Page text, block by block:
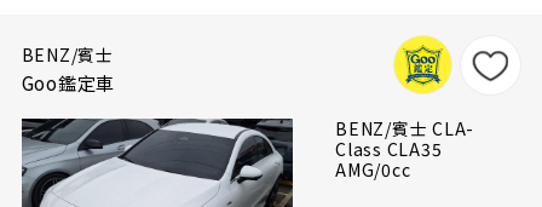
BENZ/賓士
Goo鑑定車
BENZ/賓士 CLA-
Class CLA35
AMG/0cc